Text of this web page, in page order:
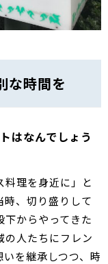
な時間を
はなんでしょう
料理を身近に」と
時、切り盛りして
下からやってきた
の人たちにフレン
を継承しつつ、時